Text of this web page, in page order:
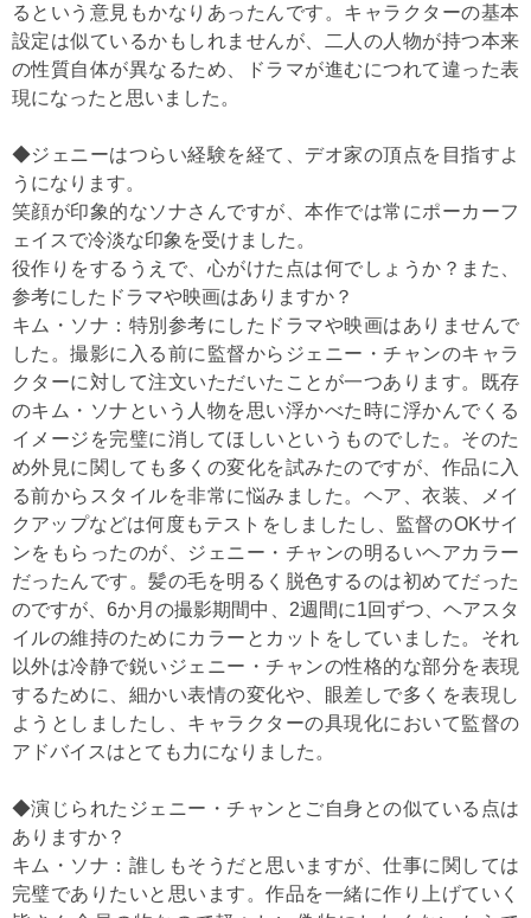
るという意見もかなりあったんです。キャラクターの基本
設定は似ているかもしれませんが、二人の人物が持つ本来
の性質自体が異なるため、ドラマが進むにつれて違った表
現になったと思いました。
◆ジェニーはつらい経験を経て、デオ家の頂点を目指すよ
うになります。
笑顔が印象的なソナさんですが、本作では常にポーカーフ
ェイスで冷淡な印象を受けました。
役作りをするうえで、心がけた点は何でしょうか？また、
参考にしたドラマや映画はありますか？
キム・ソナ：特別参考にしたドラマや映画はありませんで
した。撮影に入る前に監督からジェニー・チャンのキャラ
クターに対して注文いただいたことが一つあります。既存
のキム・ソナという人物を思い浮かべた時に浮かんでくる
イメージを完璧に消してほしいというものでした。そのた
め外見に関しても多くの変化を試みたのですが、作品に入
る前からスタイルを非常に悩みました。ヘア、衣装、メイ
クアップなどは何度もテストをしましたし、監督のOKサイ
ンをもらったのが、ジェニー・チャンの明るいヘアカラー
だったんです。髪の毛を明るく脱色するのは初めてだった
のですが、6か月の撮影期間中、2週間に1回ずつ、ヘアスタ
イルの維持のためにカラーとカットをしていました。それ
以外は冷静で鋭いジェニー・チャンの性格的な部分を表現
するために、細かい表情の変化や、眼差しで多くを表現し
ようとしましたし、キャラクターの具現化において監督の
アドバイスはとても力になりました。
◆演じられたジェニー・チャンとご自身との似ている点は
ありますか？
キム・ソナ：誰しもそうだと思いますが、仕事に関しては
完璧でありたいと思います。作品を一緒に作り上げていく